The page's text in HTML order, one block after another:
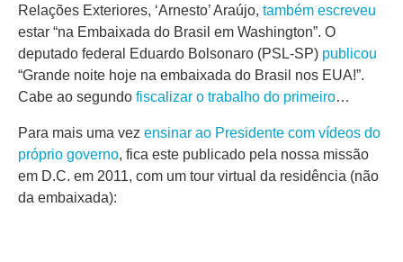
Relações Exteriores, ‘Arnesto’ Araújo, também escreveu
estar “na Embaixada do Brasil em Washington”. O
deputado federal Eduardo Bolsonaro (PSL-SP) publicou
“Grande noite hoje na embaixada do Brasil nos EUA!”.
Cabe ao segundo fiscalizar o trabalho do primeiro…
Para mais uma vez ensinar ao Presidente com vídeos do
próprio governo, fica este publicado pela nossa missão
em D.C. em 2011, com um tour virtual da residência (não
da embaixada):